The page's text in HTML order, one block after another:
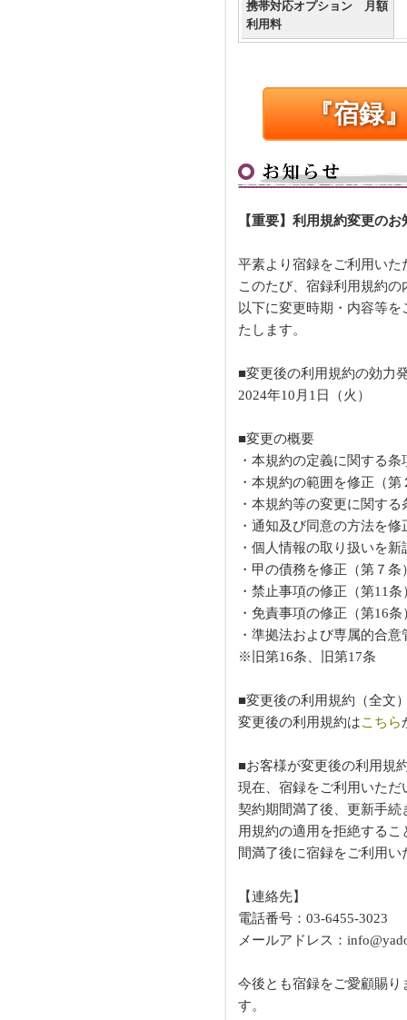
携帯対応オプション 月額
利用料
『宿録
【重要】利用規約変更のお
平素より宿録をご利用い
このたび、宿録利用規約
以下に変更時期・内容等
たします。
■変更後の利用規約の効力
2024年10月1日（火）
■変更の概要
・本規約の定義に関する
・本規約の範囲を修正（
・本規約等の変更に関す
・通知及び同意の方法を
・個人情報の取り扱いを
・甲の債務を修正（第７
・禁止事項の修正（第11
・免責事項の修正（第16
・準拠法および専属的合
※旧第16条、旧第17条
■変更後の利用規約（全文
変更後の利用規約はこちら
■お客様が変更後の利用規
現在、宿録をご利用いた
契約期間満了後、更新手
用規約の適用を拒絶する
間満了後に宿録をご利用
【連絡先】
電話番号：03-6455-3023
メールアドレス：
今後とも宿録をご愛顧賜
す。